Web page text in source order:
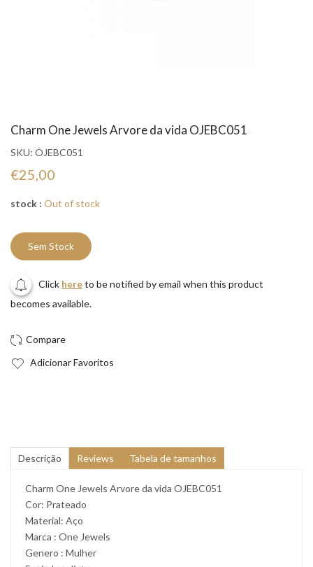
Charm One Jewels Arvore da vida OJEBC051
SKU: OJEBC051
€25,00
stock : Out of stock
Sem Stock
Click hereto be notified by email when this product
becomes available.
Adicionar Favoritos
Descrição Reviews Tabela de tamanhos
Charm One Jewels Arvore da vida OJEBC051
Cor: Prateado
Material: Aço
Marca : One Jewels
Genero : Mulher